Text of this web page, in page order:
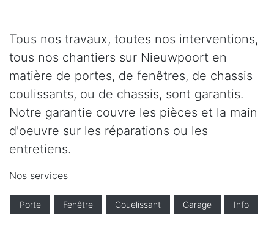
Tous nos travaux, toutes nos interventions,
tous nos chantiers sur Nieuwpoort en
matière de portes, de fenêtres, de chassis
coulissants, ou de chassis, sont garantis.
Notre garantie couvre les pièces et la main
d'oeuvre sur les réparations ou les
entretiens.
Nos services
Porte Fenêtre Couelissant Garage Info